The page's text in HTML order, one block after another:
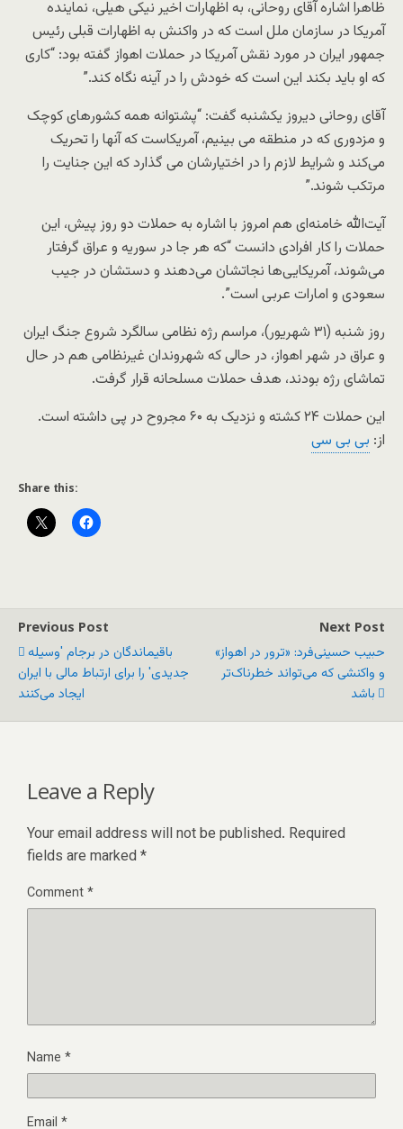
ظاهرا اشاره آقای روحانی، به اظهارات اخیر نیکی هیلی، نماینده
آمریکا در سازمان ملل است که در واکنش به اظهارات قبلی رئیس
جمهور ایران در مورد نقش آمریکا در حملات اهواز گفته بود: “کاری
که او باید بکند این است که خودش را در آینه نگاه کند.”
آقای روحانی دیروز یکشنبه گفت: “پشتوانه همه کشورهای کوچک
و مزدوری که در منطقه می بینیم، آمریکاست که آنها را تحریک
می‌کند و شرایط لازم را در اختیارشان می گذارد که این جنایت را
مرتکب شوند.”
آیت‌الله خامنه‌ای هم امروز با اشاره به حملات دو روز پیش، این
حملات را کار افرادی دانست “که هر جا در سوریه و عراق گرفتار
می‌شوند، آمریکایی‌ها نجاتشان می‌دهند و دستشان در جیب
سعودی و امارات عربی است”.
روز شنبه (۳۱ شهریور)، مراسم رژه نظامی سالگرد شروع جنگ ایران
و عراق در شهر اهواز، در حالی که شهروندان غیرنظامی هم در حال
تماشای رژه بودند، هدف حملات مسلحانه قرار گرفت.
این حملات ۲۴ کشته و نزدیک به ۶۰ مجروح در پی داشته است.
از: بی بی سی
Share this:
Previous Post
باقیماندگان در برجام 'وسیله
جدیدی' را برای ارتباط مالی با ایران
ایجاد می‌کنند
Next Post
حبیب حسینی‌فرد: «ترور در اهواز»
و واکنشی که می‌تواند خطرناک‌تر
باشد
Leave a Reply
Your email address will not be published. Required
fields are marked *
Comment*
Name *
Email *